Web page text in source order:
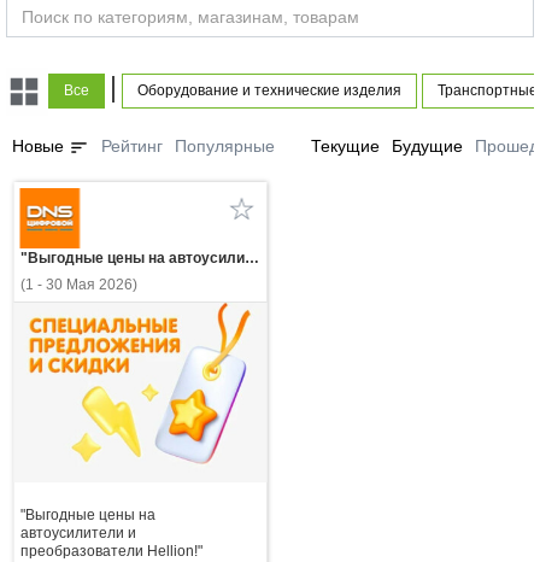
Все | Оборудование и технические изделия Транспортные
Новые sort Рейтинг Популярные Текущие Будущие
"Выгодные цены на автоусилители и преобразователи Hellion!"
(1 - 30 Мая 2026)
"Выгодные цены на
автоусилители и
преобразователи Hellion!"